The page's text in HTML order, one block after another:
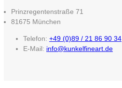
Prinzregentenstraße 71
81675 München
Telefon: +49 (0)89 / 21 86 90 34
E-Mail: info@kunkelfineart.de